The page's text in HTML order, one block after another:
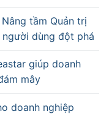
tầm Quản trị
người dùng đột phá
giúp doanh
mây
doanh nghiệp